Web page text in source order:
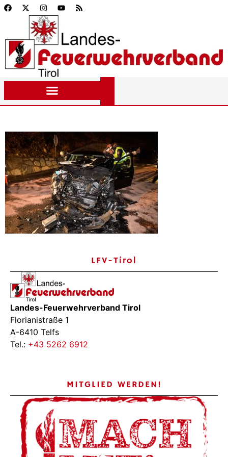
LFV-Tirol
Landes-Feuerwehrverband Tirol
Florianistraße 1
A-6410 Telfs
Tel.: +43 5262 6912
MITGLIED WERDEN!